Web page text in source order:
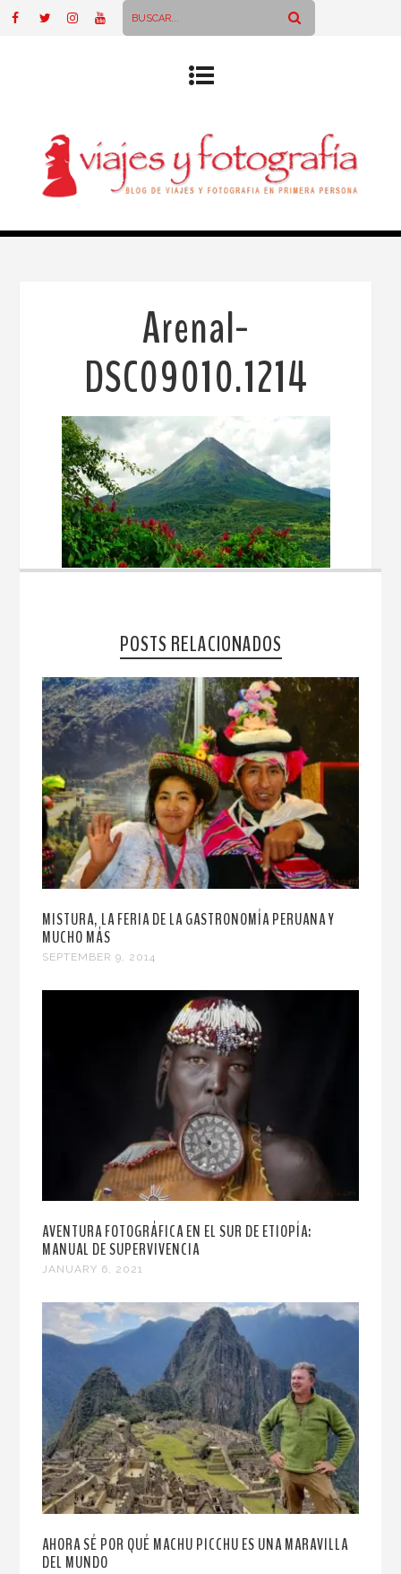
Arenal-
DSC09010.1214
POSTS RELACIONADOS
MISTURA, LA FERIA DE LA GASTRONOMÍA PERUANA Y
MUCHO MÁS
SEPTEMBER 9, 2014
AVENTURA FOTOGRÁFICA EN EL SUR DE ETIOPÍA:
MANUAL DE SUPERVIVENCIA
JANUARY 6, 2021
AHORA SÉ POR QUÉ MACHU PICCHU ES UNA MARAVILLA
DEL MUNDO